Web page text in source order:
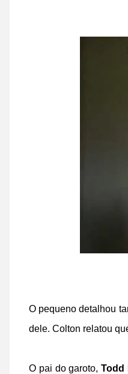
O pequeno detalhou
dele. Colton relatou
O pai do garoto,Todd